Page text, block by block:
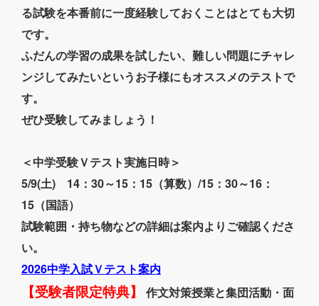
る試験を本番前に一度経験しておくことはとても大切
です。
ふだんの学習の成果を試したい、難しい問題にチャレ
ンジしてみたいというお子様にもオススメのテストで
す。
ぜひ受験してみましょう！
＜中学受験Ｖテスト実施日時＞
5/9(土) 14：30～15：15（算数）/15：30～16：
15（国語）
試験範囲・持ち物などの詳細は案内よりご確認くださ
い。
2026中学入試Ｖテスト案内
【受験者限定特典】
作文対策授業と集団活動・面